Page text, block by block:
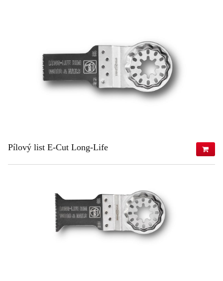
Pílový list E-Cut Long-Life
627,30 € (s DPH)
ZISTIŤ VIAC